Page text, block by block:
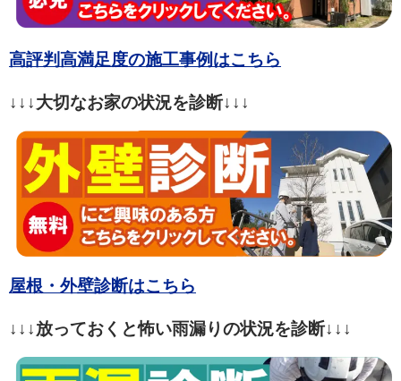
高評判高満足度の施工事例はこちら
↓↓↓大切なお家の状況を診断↓↓↓
屋根・外壁診断はこちら
↓↓↓放っておくと怖い雨漏りの状況を診断↓↓↓